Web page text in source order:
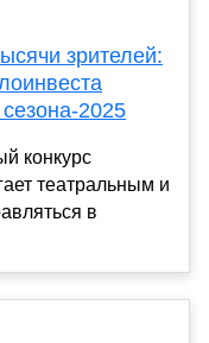
зрителей:
2025
конкурс
театральным и
в